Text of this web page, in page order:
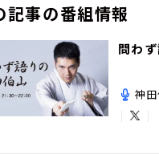
記事の番組情報
問わ
神